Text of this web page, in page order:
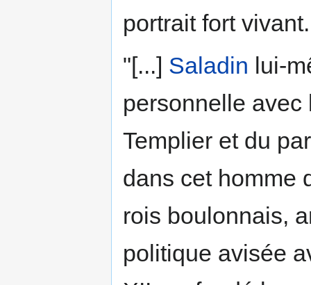
portrait fort vivant.
"[...] Saladin lui-
personnelle
Templier et du
dans cet homme
rois boulonnais,
politique avisée